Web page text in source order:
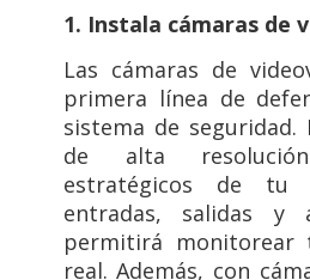
1. Instala cámaras de
Las cámaras de
primera línea de
sistema de seguridad.
de alta
estratégicos de tu
entradas, salidas y
permitirá monitorear
real. Además, con